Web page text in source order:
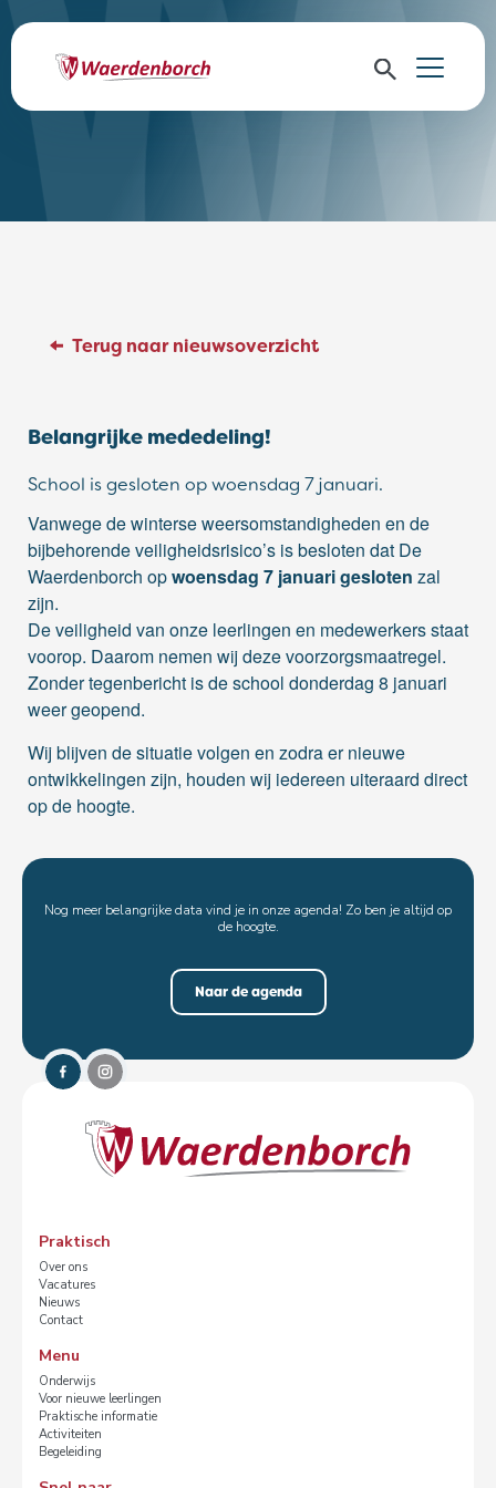
Terug naar nieuwsoverzicht
Belangrijke mededeling!
School is gesloten op woensdag 7 januari.
Vanwege de winterse weersomstandigheden en de
bijbehorende veiligheidsrisico’s is besloten dat De
Waerdenborch opwoensdag 7 januarigesloten zal
zijn.
De veiligheid van onze leerlingen en medewerkers staat
voorop. Daarom nemen wij deze voorzorgsmaatregel.
Zonder tegenbericht is de school donderdag 8 januari
weer geopend.
Wij blijven de situatie volgen en zodra er nieuwe
ontwikkelingen zijn, houden wij iedereen uiteraard direct
op de hoogte.
Nog meer belangrijke data vind je in onze agenda! Zo ben je altijd op
de hoogte.
Naar de agenda
Praktisch
Over ons
Vacatures
Nieuws
Contact
Menu
Onderwijs
Voor nieuwe leerlingen
Praktische informatie
Activiteiten
Begeleiding